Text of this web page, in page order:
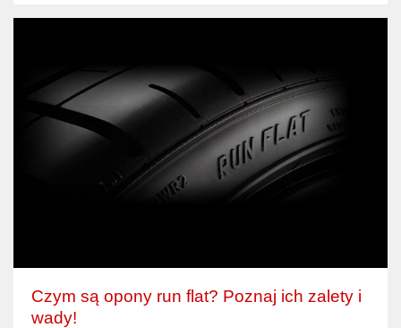
Czym są opony run flat? Poznaj ich zalety i
wady!